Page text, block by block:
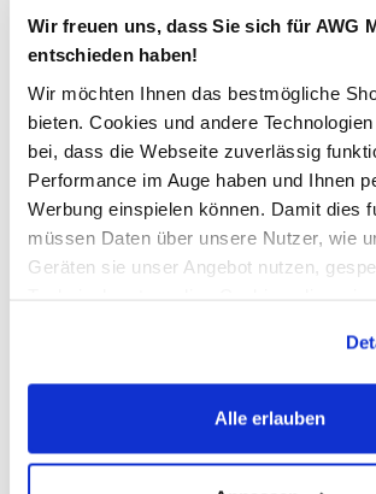
Wir freuen uns, dass Sie sich für AWG
entschieden haben!
Wir möchten Ihnen das bestmögliche
bieten. Cookies und andere
bei, dass die Webseite zuverlässig
Performance im Auge haben und Ihnen
Werbung einspielen können. Damit dies
müssen Daten über unsere Nutzer, wie
Geräten sie unser Angebot nutzen,
werden, werden bei der Nutzung der
Fall gesetzt. Cookies von Drittanbietern
Trackingzwecke werden nur dann
erlauben" bzw. "Alle erlauben" klicken.
Alle erlauben
In den Warenkorb
Schneller DHL Versand: in 1–3
Kostenfreie Rücksendung innerhalb 14
Kostenlose Filiallieferung in Ihre
Herren Pyjame mit Print